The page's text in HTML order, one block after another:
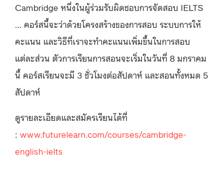
Cambridge หนึ่งในผู้ร่วมรับผิดชอบการจัดสอบ IELTS
… คอร์สนี้จะว่าด้วยโครงสร้างของการสอบ ระบบการให้
คะแนน และวิธีที่เราจะทำคะแนนเพิ่มขึ้นในการสอบ
แต่ละส่วน ตัวการเรียนการสอนจะเริ่มในวันที่ 8 มกราคม
นี้ คอร์สเรียนจะมี 3 ชั่วโมงต่อสัปดาห์ และสอนทั้งหมด 5
สัปดาห์
ดูรายละเอียดและสมัครเรียนได้ที่
: www.futurelearn.com/courses/cambridge-
english-ielts